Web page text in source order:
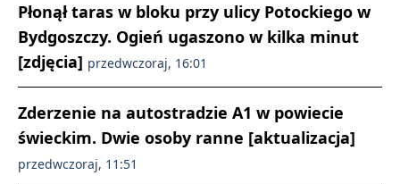
Płonął taras w bloku przy ulicy Potockiego w
Bydgoszczy. Ogień ugaszono w kilka minut
[zdjęcia] przedwczoraj, 16:01
Zderzenie na autostradzie A1 w powiecie
świeckim. Dwie osoby ranne [aktualizacja]
przedwczoraj, 11:51